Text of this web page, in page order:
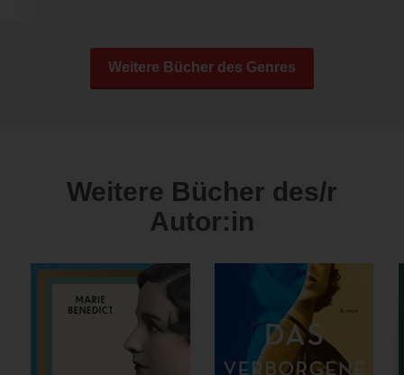
Weitere Bücher des Genres
Weitere Bücher des/r
Autor:in